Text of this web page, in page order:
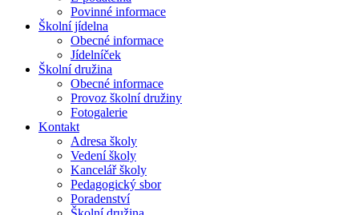
Povinné informace
Školní jídelna
Obecné informace
Jídelníček
Školní družina
Obecné informace
Provoz školní družiny
Fotogalerie
Kontakt
Adresa školy
Vedení školy
Kancelář školy
Pedagogický sbor
Poradenství